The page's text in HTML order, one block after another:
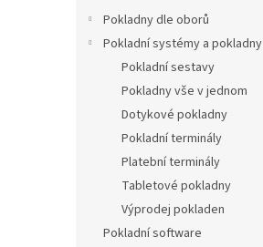
Pokladny dle oborů
Pokladní systémy a pokladny
Pokladní sestavy
Pokladny vše v jednom
Dotykové pokladny
Pokladní terminály
Platební terminály
Tabletové pokladny
Výprodej pokladen
Pokladní software